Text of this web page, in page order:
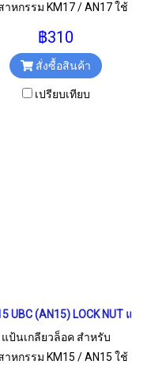
าหกรรม KM17 / AN17 ใช้
฿310
สั่งซื้อสินค้า
เปรียบเทียบ
ยวล็อค
UBC (AN15) LOCK NUT แป้
แป้นเกลียวล็อค สำหรับ
าหกรรม KM15 / AN15 ใช้